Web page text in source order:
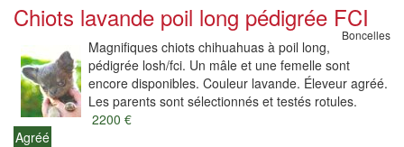
Chiots lavande poil long pédigrée FCI
Boncelles
Magnifiques chiots chihuahuas à poil long,
pédigrée losh/fci. Un mâle et une femelle sont
encore disponibles. Couleur lavande. Éleveur agréé.
Les parents sont sélectionnés et testés rotules.
2200 €
Agréé